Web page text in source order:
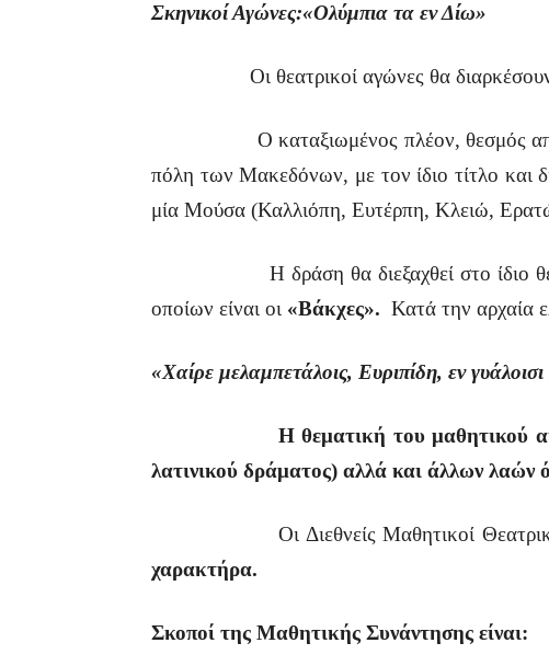
Σκηνικοί Αγώνες:«Ολύμπια τα εν Δίω»
Οι θεατρικοί αγώνες θα διαρκέσουν
Ο καταξιωμένος πλέον, θεσμός
πόλη των Μακεδόνων, με τον ίδιο τίτλο και
μία Μούσα (Καλλιόπη, Ευτέρπη, Κλειώ,
Η δράση θα διεξαχθεί στο ίδιο
οποίων είναι οι «Βάκχες». Κατά την αρχαία
«Χαίρε μελαμπετάλοις, Ευριπίδη, εν
Η θεματική του μαθητικού
λατινικού δράματος) αλλά και άλλων λαών
Οι Διεθνείς Μαθητικοί Θεατρικοί
χαρακτήρα.
Σκοποί της Μαθητικής Συνάντησης είναι: